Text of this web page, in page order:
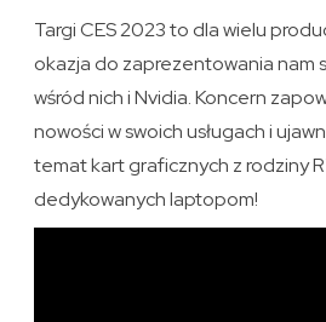
Targi CES 2023 to dla wielu
okazja do zaprezentowania nam
wśród nich i Nvidia. Koncern
nowości w swoich usługach i
temat kart graficznych z rodziny
dedykowanych laptopom!